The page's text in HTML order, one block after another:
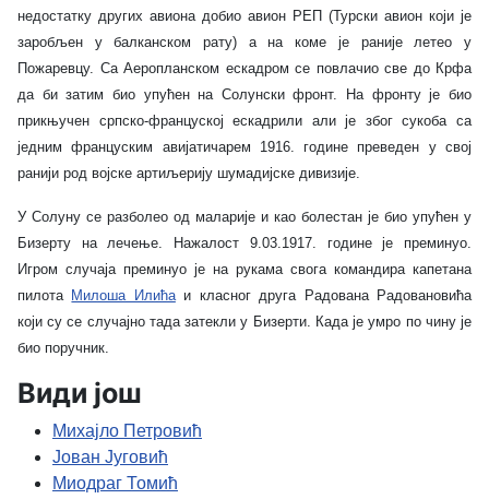
недостатку других авиона добио авион РЕП (Турски авион који је
заробљен у балканском рату) а на коме је раније летео у
Пожаревцу. Са Аеропланском ескадром се повлачио све до Крфа
да би затим био упућен на Солунски фронт. На фронту је био
прикњучен српско-француској ескадрили али је због сукоба са
једним француским авијатичарем 1916. године преведен у свој
ранији род војске артиљерију шумадијске дивизије.
У Солуну се разболео од маларије и као болестан је био упућен у
Бизерту на лечење. Нажалост 9.03.1917. године је преминуо.
Игром случаја преминуо је на рукама свога командира капетана
пилота Милоша Илићаи класног друга Радована Радовановића
који су се случајно тада затекли у Бизерти. Када је умро по чину је
био поручник.
Види још
Михајло Петровић
Јован Југовић
Миодраг Томић